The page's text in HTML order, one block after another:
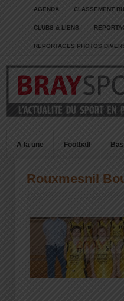
AGENDA CLASSEMENT
CLUBS & LIENS
REPORTAGES PHOTOS
A la une Football
Rouxmesnil